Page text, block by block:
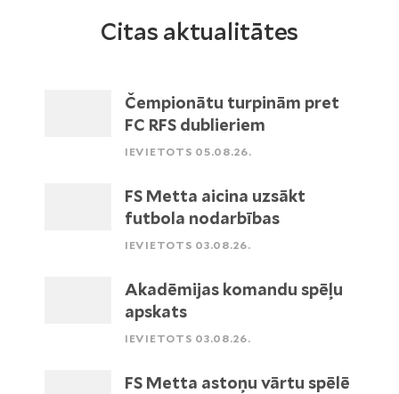
Citas aktualitātes
Čempionātu turpinām pret
FC RFS dublieriem
IEVIETOTS 05.08.26.
FS Metta aicina uzsākt
futbola nodarbības
IEVIETOTS 03.08.26.
Akadēmijas komandu spēļu
apskats
IEVIETOTS 03.08.26.
FS Metta astoņu vārtu spēlē